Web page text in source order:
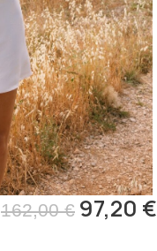
162,00€ 97,20 €